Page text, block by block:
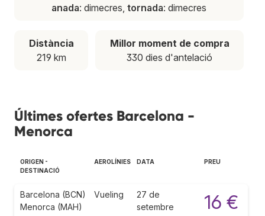
anada: dimecres, tornada: dimecres
Distància
219 km
Millor moment de compra
330 dies d'antelació
Últimes ofertes Barcelona -
Menorca
ORIGEN -
DESTINACIÓ
AEROLÍNIES DATA PREU
Barcelona (BCN)
Menorca (MAH)
Vueling
27 de
setembre
16 €